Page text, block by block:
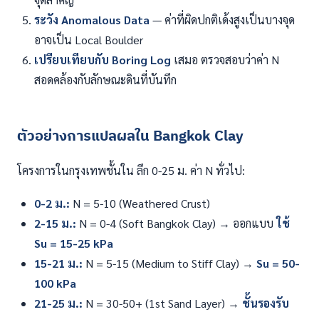
ระวัง Anomalous Data— ค่าที่ผิดปกติเด้งสูงเป็นบางจุด
อาจเป็น Local Boulder
เปรียบเทียบกับ Boring Log เสมอ ตรวจสอบว่าค่า N
สอดคล้องกับลักษณะดินที่บันทึก
ตัวอย่างการแปลผลใน Bangkok Clay
โครงการในกรุงเทพชั้นใน ลึก 0-25 ม. ค่า N ทั่วไป:
0-2 ม.: N = 5-10 (Weathered Crust)
2-15 ม.: N = 0-4 (Soft Bangkok Clay) → ออกแบบใช้
Su = 15-25 kPa
15-21 ม.: N = 5-15 (Medium to Stiff Clay) → Su = 50-
100 kPa
21-25 ม.: N = 30-50+ (1st Sand Layer) → ชั้นรองรับ